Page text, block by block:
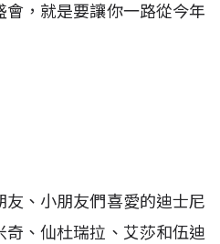
，就是要讓你一路從今年
、小朋友們喜愛的迪士尼
、仙杜瑞拉、艾莎和伍迪